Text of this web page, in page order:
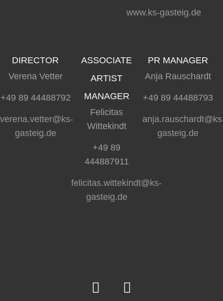
www.ks-gasteig.de
DIRECTOR
Verena Vetter
+49 89 44488792
verena.vetter@ks-
gasteig.de
ASSOCIATE
ARTIST
MANAGER
Felicitas
Wittekindt
+49 89
444887911
felicitas.wittekindt@ks-
gasteig.de
PR MANAGER
Anja Rauschardt
+49 89 44488793
gasteig.de